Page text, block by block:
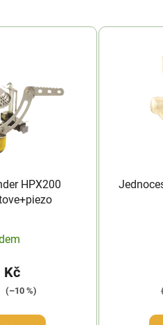
HPX200
Kč
(–10 %)